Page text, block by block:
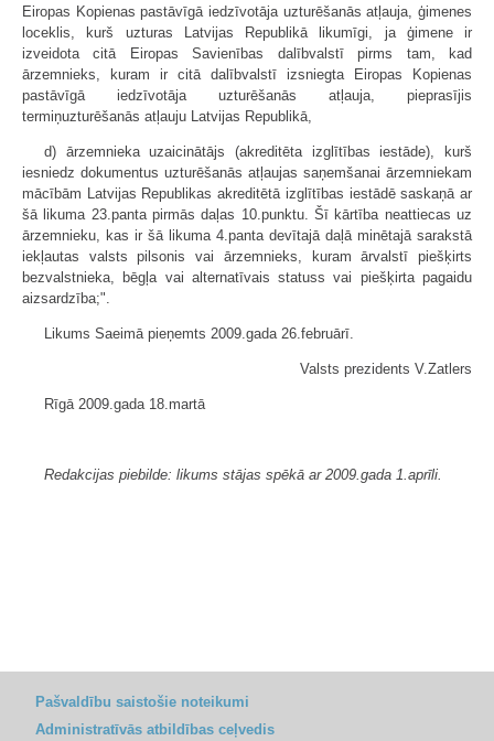
Eiropas Kopienas pastāvīgā iedzīvotāja uzturēšanās atļauja, ģimenes
loceklis, kurš uzturas Latvijas Republikā likumīgi, ja ģimene ir
izveidota citā Eiropas Savienības dalībvalstī pirms tam, kad
ārzemnieks, kuram ir citā dalībvalstī izsniegta Eiropas Kopienas
pastāvīgā iedzīvotāja uzturēšanās atļauja, pieprasījis
termiņuzturēšanās atļauju Latvijas Republikā,
d) ārzemnieka uzaicinātājs (akreditēta izglītības iestāde), kurš
iesniedz dokumentus uzturēšanās atļaujas saņemšanai ārzemniekam
mācībām Latvijas Republikas akreditētā izglītības iestādē saskaņā ar
šā likuma 23.panta pirmās daļas 10.punktu. Šī kārtība neattiecas uz
ārzemnieku, kas ir šā likuma 4.panta devītajā daļā minētajā sarakstā
iekļautas valsts pilsonis vai ārzemnieks, kuram ārvalstī piešķirts
bezvalstnieka, bēgļa vai alternatīvais statuss vai piešķirta pagaidu
aizsardzība;".
Likums Saeimā pieņemts 2009.gada 26.februārī.
Valsts prezidents V.Zatlers
Rīgā 2009.gada 18.martā
Redakcijas piebilde: likums stājas spēkā ar 2009.gada 1.aprīli.
Pašvaldību saistošie noteikumi
Administratīvās atbildības ceļvedis